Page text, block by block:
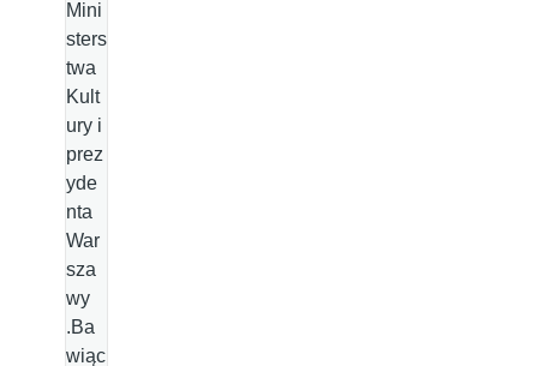
Mini
sters
twa
Kult
ury i
prez
yde
nta
War
sza
wy
.Ba
wiąc